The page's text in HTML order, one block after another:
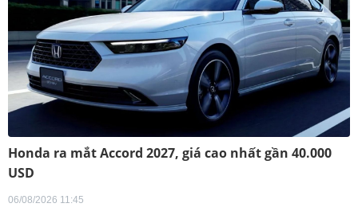
Honda ra mắt Accord 2027, giá cao nhất gần 40.000
USD
06/08/2026 11:45